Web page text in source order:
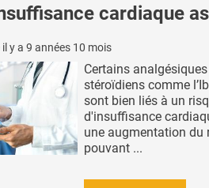
cardiaque
y a 9 années 10 mois
Certains
stéroïdiens comme
sont bien liés à un
d'insuffisance
une augmentation du
pouvant ...